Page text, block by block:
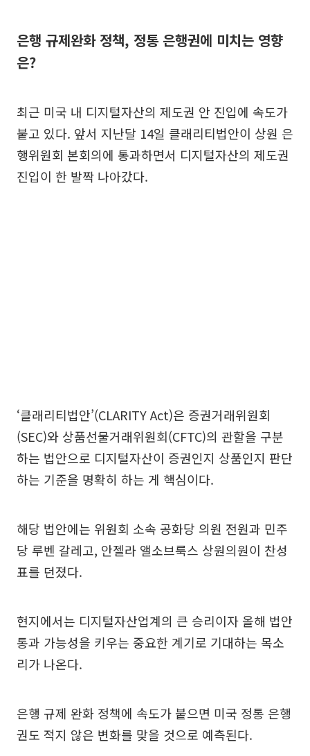
은행 규제완화 정책, 정통 은행권에 미치는 영향
은?
최근 미국 내 디지털자산의 제도권 안 진입에 속도가
붙고 있다. 앞서 지난달 14일 클래리티법안이 상원 은
행위원회 본회의에 통과하면서 디지털자산의 제도권
진입이 한 발짝 나아갔다.
‘클래리티법안’(CLARITY Act)은 증권거래위원회
(SEC)와 상품선물거래위원회(CFTC)의 관할을 구분
하는 법안으로 디지털자산이 증권인지 상품인지 판단
하는 기준을 명확히 하는 게 핵심이다.
해당 법안에는 위원회 소속 공화당 의원 전원과 민주
당 루벤 갈레고, 안젤라 앨소브룩스 상원의원이 찬성
표를 던졌다.
현지에서는 디지털자산업계의 큰 승리이자 올해 법안
통과 가능성을 키우는 중요한 계기로 기대하는 목소
리가 나온다.
은행 규제 완화 정책에 속도가 붙으면 미국 정통 은행
권도 적지 않은 변화를 맞을 것으로 예측된다.